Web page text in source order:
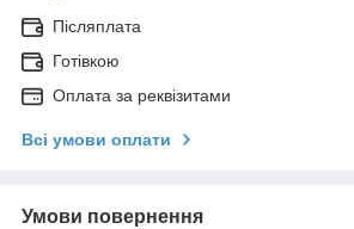
Післяплата
Готівкою
Оплата за реквізитами
Всі умови оплати
Умови повернення